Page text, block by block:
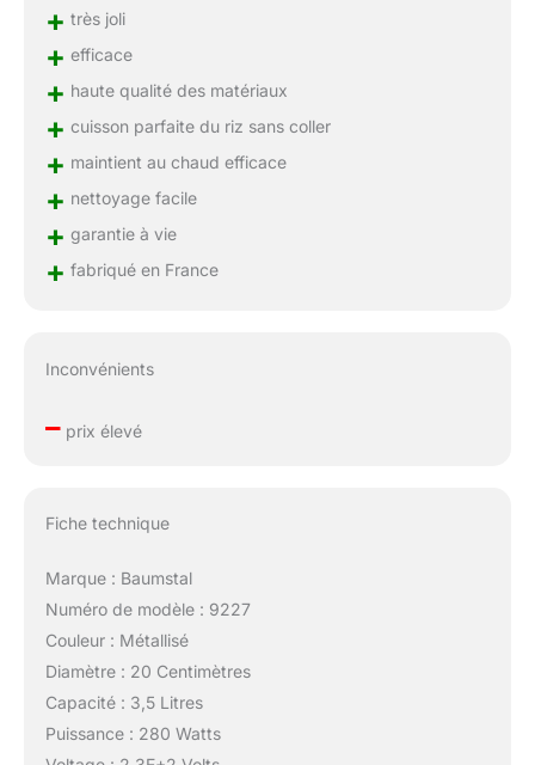
+ très joli
+ efficace
+ haute qualité des matériaux
+ cuisson parfaite du riz sans coller
+ maintient au chaud efficace
+ nettoyage facile
+ garantie à vie
+ fabriqué en France
Inconvénients
–prix élevé
Fiche technique
Marque : Baumstal
Numéro de modèle : 9227
Couleur : Métallisé
Diamètre : 20 Centimètres
Capacité : 3,5 Litres
Puissance : 280 Watts